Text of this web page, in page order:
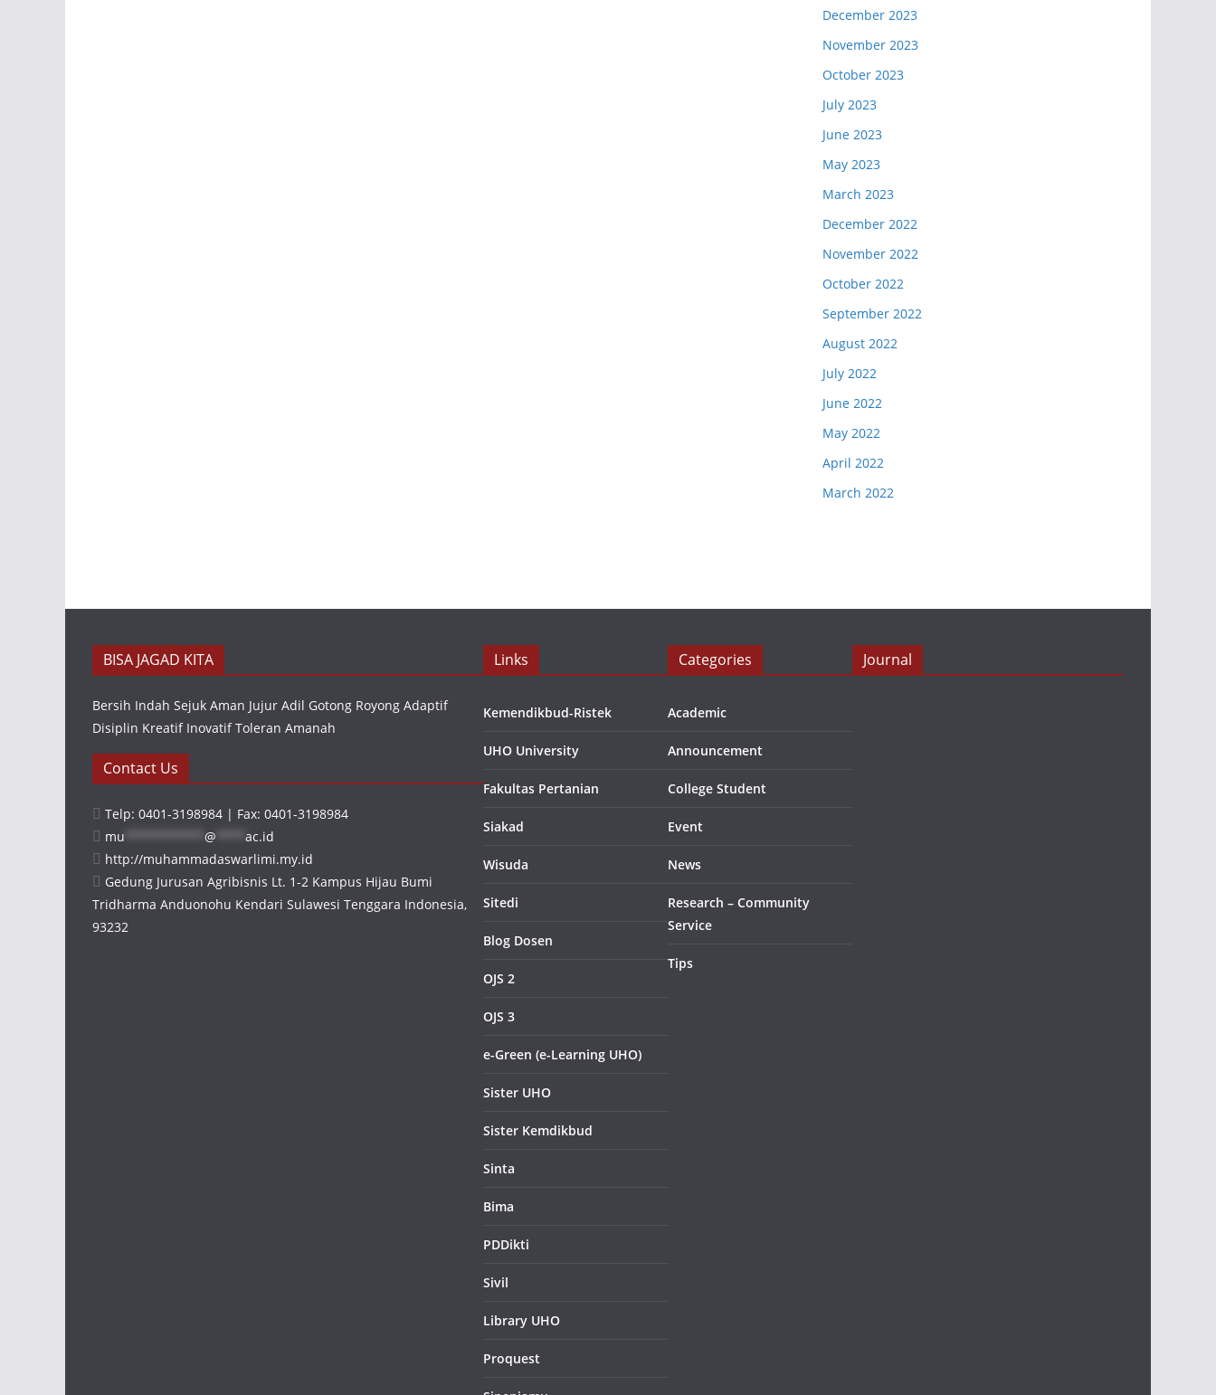
December 2023
November 2023
October 2023
July 2023
June 2023
May 2023
March 2023
December 2022
November 2022
October 2022
September 2022
August 2022
July 2022
June 2022
May 2022
April 2022
March 2022
BISA JAGAD KITA
Bersih Indah Sejuk Aman Jujur Adil Gotong Royong Adaptif
Disiplin Kreatif Inovatif Toleran Amanah
Contact Us
Telp: 0401-3198984 | Fax: 0401-3198984
mu
@
ac.id
http://muhammadaswarlimi.my.id
Gedung Jurusan Agribisnis Lt. 1-2 Kampus Hijau Bumi
Tridharma Anduonohu Kendari Sulawesi Tenggara Indonesia,
93232
Links
Kemendikbud-Ristek
UHO University
Fakultas Pertanian
Siakad
Wisuda
Sitedi
Blog Dosen
OJS 2
OJS 3
e-Green (e-Learning UHO)
Sister UHO
Sister Kemdikbud
Sinta
Bima
PDDikti
Sivil
Library UHO
Proquest
Categories
Academic
Announcement
College Student
Event
News
Research – Community
Service
Tips
Journal